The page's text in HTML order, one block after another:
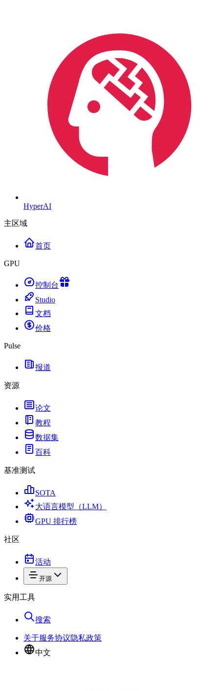
HyperAI
主区域
首页
GPU
控制台
Studio
文档
价格
Pulse
报道
资源
论文
教程
数据集
百科
基准测试
SOTA
大语言模型（LLM）
GPU 排行榜
社区
活动
开源
实用工具
搜索
关于服务协议隐私政策
中文